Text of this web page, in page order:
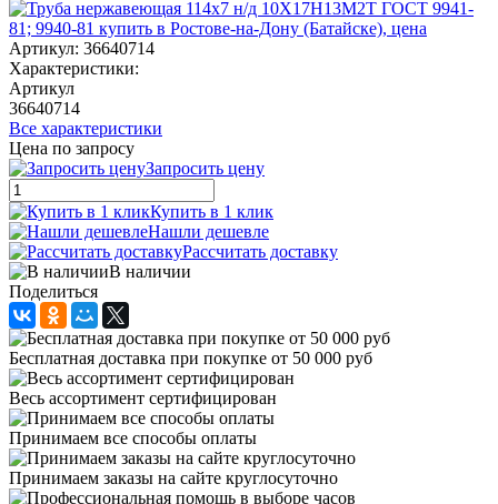
Артикул: 36640714
Характеристики:
Артикул
36640714
Все характеристики
Цена по запросу
Запросить цену
Купить в 1 клик
Нашли дешевле
Рассчитать доставку
В наличии
Поделиться
Бесплатная доставка при покупке от 50 000 руб
Весь ассортимент сертифицирован
Принимаем все способы оплаты
Принимаем заказы на сайте круглосуточно